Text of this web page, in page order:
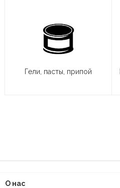
Гели, пасты, припой
О нас